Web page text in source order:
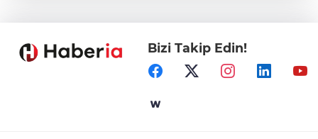
Gebze'e 5 Başkan Şehit Yılmaz Argon
Caddesi'nde
Ömer Çelik: 2 yıllık çalışmanın en önemli
Bizi Takip Edin!